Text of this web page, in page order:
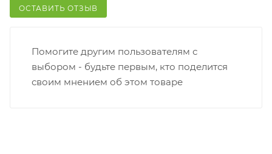
Вскрывать коробку самостоятельно вы можете
не должна превышать 100 000 р.
ОСТАВИТЬ ОТЗЫВ
Помогите другим пользователям с
выбором - будьте первым, кто поделится
своим мнением об этом товаре